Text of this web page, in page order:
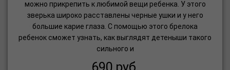
можно прикрепить к любимой вещи ребенка. У этого
зверька широко расставлены черные ушки и у него
большие карие глаза. С помощью этого брелока
ребенок сможет узнать, как выглядят детеныши такого
сильного и